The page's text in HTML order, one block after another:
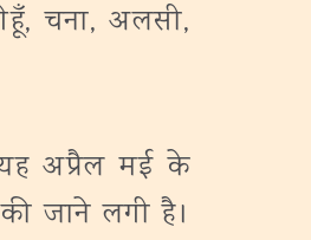
चना, अलसी,
अप्रैल मई के
जाने लगी है।